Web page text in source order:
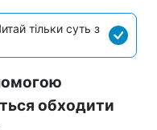
тільки суть з
обходити